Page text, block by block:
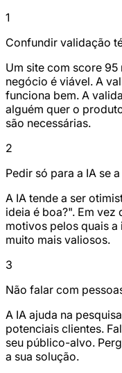
1
Confundir validação
Um site com score
negócio é viável. A
funciona bem. A
alguém quer o
são necessárias.
2
Pedir só para a IA se
A IA tende a ser
ideia é boa?". Em vez
motivos pelos quais
muito mais valiosos.
3
Não falar com
A IA ajuda na
potenciais clientes.
seu público-alvo.
a sua solução.